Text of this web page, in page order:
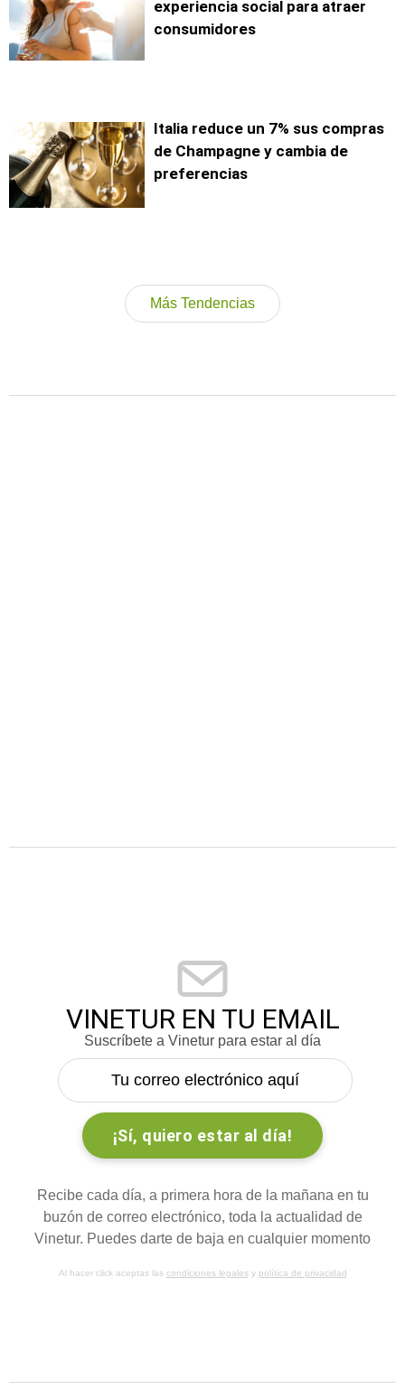
experiencia social para atraer
consumidores
Italia reduce un 7% sus compras
de Champagne y cambia de
preferencias
Más Tendencias
VINETUR EN TU EMAIL
Suscríbete a Vinetur para estar al día
Recibe cada día, a primera hora de la mañana en tu
buzón de correo electrónico, toda la actualidad de
Vinetur. Puedes darte de baja en cualquier momento
Al hacer click aceptas las condiciones legalesy política de privacidad